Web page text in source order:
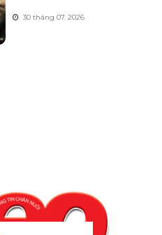
30 tháng 07. 2026